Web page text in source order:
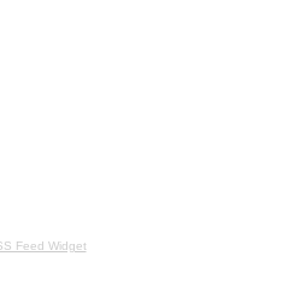
Feed Widget